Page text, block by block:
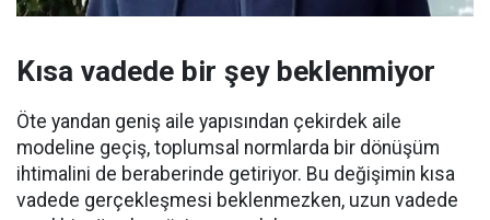
Kısa vadede bir şey beklenmiyor
Öte yandan geniş aile yapısından çekirdek aile
modeline geçiş, toplumsal normlarda bir dönüşüm
ihtimalini de beraberinde getiriyor. Bu değişimin kısa
vadede gerçekleşmesi beklenmezken, uzun vadede